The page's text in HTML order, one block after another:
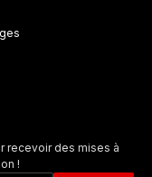
recevoir des mises à
!